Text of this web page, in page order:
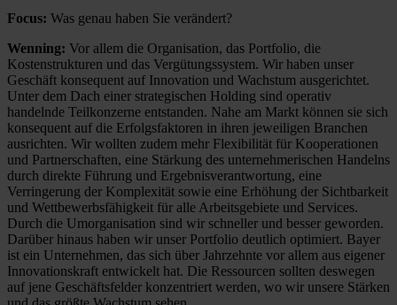
Focus: Was genau haben Sie verändert?
Wenning: Vor allem die Organisation, das Portfolio, die
Kostenstrukturen und das Vergütungssystem. Wir haben unser
Geschäft konsequent auf Innovation und Wachstum ausgerichtet.
Unter dem Dach einer strategischen Holding sind operativ
handelnde Teilkonzerne entstanden. Nahe am Markt können sie sich
konsequent auf die Erfolgsfaktoren in ihren jeweiligen Branchen
ausrichten. Wir wollten zudem mehr Flexibilität für Kooperationen
und Partnerschaften, eine Stärkung des unternehmerischen Handelns
durch direkte Führung und Ergebnisverantwortung, eine
Verringerung der Komplexität sowie eine Erhöhung der Sichtbarkeit
und Wettbewerbsfähigkeit für alle Arbeitsgebiete und Services.
Durch die Umorganisation sind wir schneller und besser geworden.
Darüber hinaus haben wir unser Portfolio deutlich optimiert. Bayer
ist ein Unternehmen, das sich über Jahrzehnte vor allem aus eigener
Innovationskraft entwickelt hat. Die Ressourcen sollten deswegen
auf jene Geschäftsfelder konzentriert werden, wo wir unsere Stärken